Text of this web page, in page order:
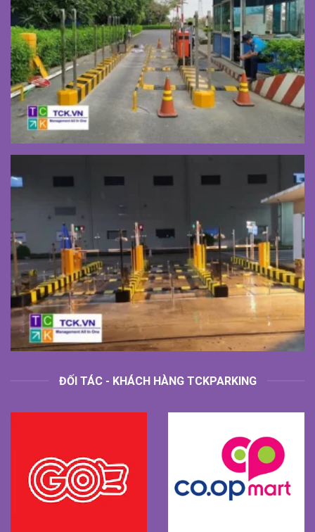
ĐỐI TÁC - KHÁCH HÀNG TCKPARKING